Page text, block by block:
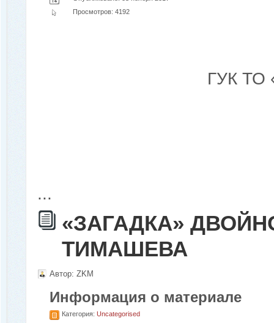
Просмотров: 4192
ГУК ТО
...
«ЗАГАДКА»
ТИМАШЕВА
Автор: ZKM
Информация о материале
Категория: Uncategorised